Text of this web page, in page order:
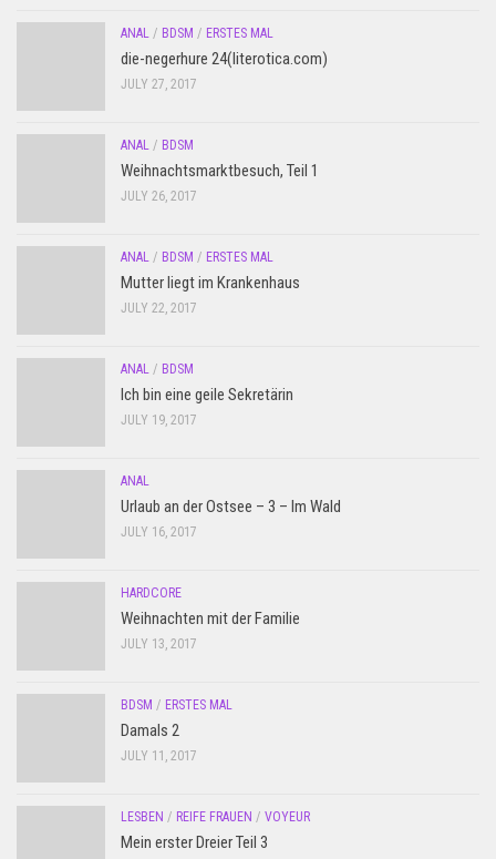
ANAL / BDSM / ERSTES MAL
die-negerhure 24(literotica.com)
JULY 27, 2017
ANAL / BDSM
Weihnachtsmarktbesuch, Teil 1
JULY 26, 2017
ANAL / BDSM / ERSTES MAL
Mutter liegt im Krankenhaus
JULY 22, 2017
ANAL / BDSM
Ich bin eine geile Sekretärin
JULY 19, 2017
ANAL
Urlaub an der Ostsee – 3 – Im Wald
JULY 16, 2017
HARDCORE
Weihnachten mit der Familie
JULY 13, 2017
BDSM / ERSTES MAL
Damals 2
JULY 11, 2017
LESBEN / REIFE FRAUEN / VOYEUR
Mein erster Dreier Teil 3